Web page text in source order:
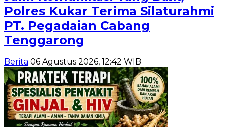
Polres Kukar Terima Silaturahmi
PT. Pegadaian Cabang
Tenggarong
Berita 06 Agustus 2026, 12:42 WIB